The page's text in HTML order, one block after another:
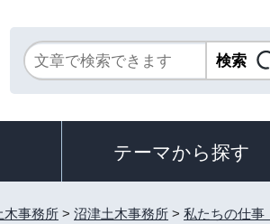
テーマから探す
木事務所 > 沼津土木事務所 > 私たちの仕事